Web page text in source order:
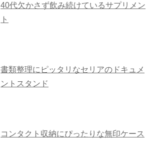
40代欠かさず飲み続けているサプリメン
ト
書類整理にピッタリなセリアのドキュメ
ントスタンド
コンタクト収納にぴったりな無印ケース